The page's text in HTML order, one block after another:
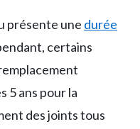
présente une durée
certains
5 ans pour la
des joints tous